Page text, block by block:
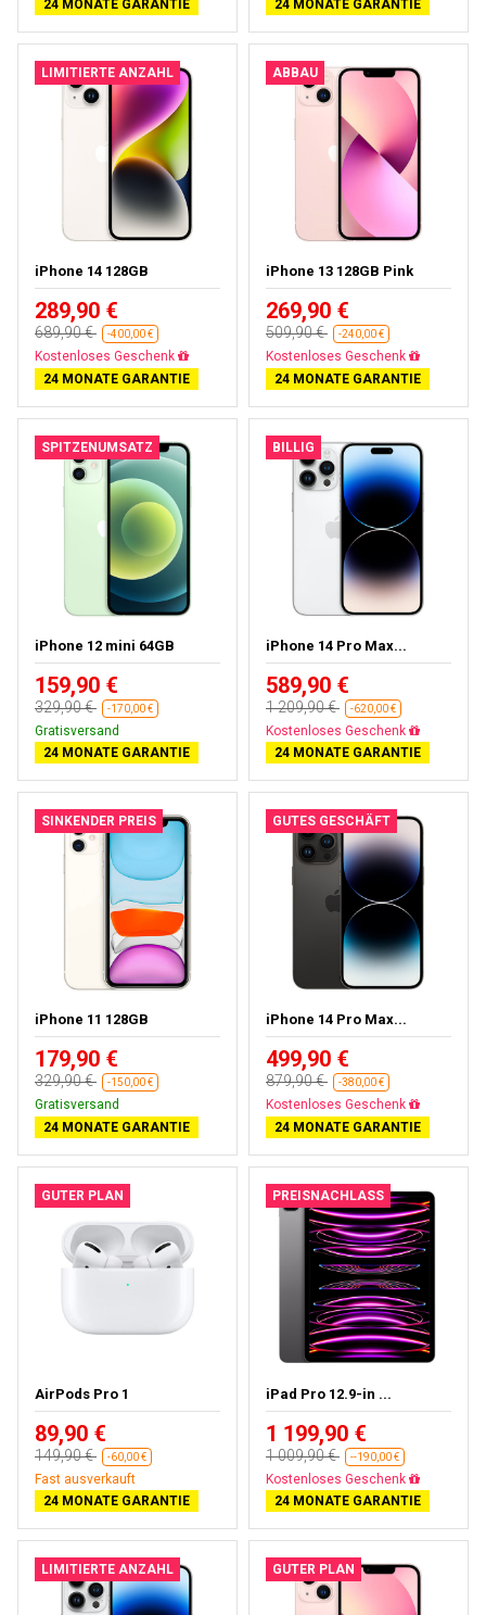
24 MONATE GARANTIE 24 MONATE GARANTIE
LIMITIERTE ANZAHL
iPhone 14 128GB
289,90 €
689,90 € -400,00 €
Gratisversand
24 MONATE GARANTIE
ABBAU
iPhone 13 128GB Pink
269,90 €
509,90 € -240,00 €
Gratisversand
24 MONATE GARANTIE
SPITZENUMSATZ
iPhone 12 mini 64GB
159,90 €
329,90 € -170,00 €
Gratisversand
24 MONATE GARANTIE
BILLIG
iPhone 14 Pro Max...
589,90 €
1 209,90 € -620,00 €
Gratisversand
24 MONATE GARANTIE
SINKENDER PREIS
iPhone 11 128GB
179,90 €
329,90 € -150,00 €
Gratisversand
24 MONATE GARANTIE
GUTES GESCHÄFT
iPhone 14 Pro Max...
499,90 €
879,90 € -380,00 €
Gratisversand
24 MONATE GARANTIE
GUTER PLAN
AirPods Pro 1
89,90 €
149,90 € -60,00 €
Fast ausverkauft
24 MONATE GARANTIE
PREISNACHLASS
iPad Pro 12.9-in ...
1 199,90 €
1 009,90 € --190,00 €
Fast ausverkauft
24 MONATE GARANTIE
LIMITIERTE ANZAHL GUTER PLAN